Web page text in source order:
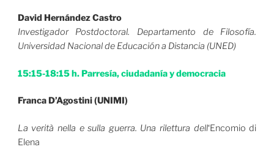
David Hernández Castro
Investigador Postdoctoral. Departamento de Filosofía.
Universidad Nacional de Educación a Distancia (UNED)
15:15-18:15 h. Parresía, ciudadanía y democracia
Franca D’Agostini (UNIMI)
La verità nella e sulla guerra. Una rilettura dell‘Encomio di
Elena